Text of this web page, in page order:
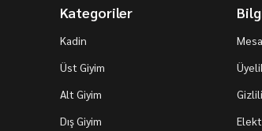
Kategoriler
Kadin
Üst Giyim
Alt Giyim
Dış Giyim